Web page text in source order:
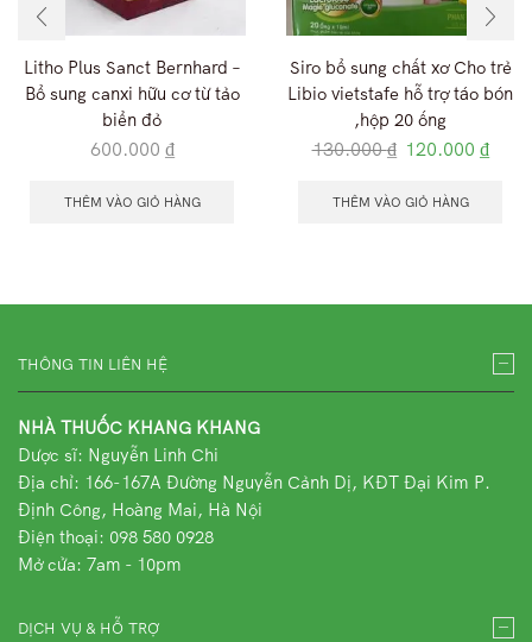
Litho Plus Sanct Bernhard –
Bổ sung canxi hữu cơ từ tảo
biển đỏ
600.000 ₫
THÊM VÀO GIỎ HÀNG
Siro bổ sung chất xơ Cho trẻ
Libio vietstafe hỗ trợ táo bón
,hộp 20 ống
130.000₫ 120.000 ₫
THÊM VÀO GIỎ HÀNG
THÔNG TIN LIÊN HỆ
NHÀ THUỐC KHANG KHANG
Dược sĩ: Nguyễn Linh Chi
Địa chỉ: 166-167A Đường Nguyễn Cảnh Dị, KĐT Đại Kim P.
Định Công, Hoàng Mai, Hà Nội
Điện thoại: 098 580 0928
Mở cửa: 7am - 10pm
DỊCH VỤ & HỖ TRỢ